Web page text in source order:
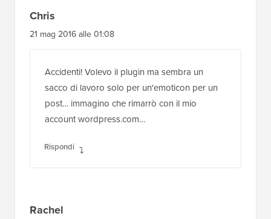
Chris
21 mag 2016 alle 01:08
Accidenti! Volevo il plugin ma sembra un
sacco di lavoro solo per un'emoticon per un
post… immagino che rimarrò con il mio
account wordpress.com…
Rispondi
Rachel